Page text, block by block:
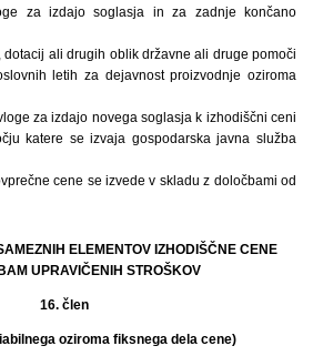
za izdajo soglasja in za zadnje končano
ali drugih oblik državne ali druge pomoči
letih za dejavnost proizvodnje oziroma
za izdajo novega soglasja k izhodiščni ceni
katere se izvaja gospodarska javna služba
cene se izvede v skladu z določbami od
ELEMENTOV IZHODIŠČNE CENE
UPRAVIČENIH STROŠKOV
16. člen
oziroma fiksnega dela cene)